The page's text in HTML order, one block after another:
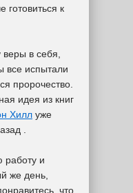
готовиться к
в себя,
все испытали
пророчество.
идея из книг
Хилл уже
.
работу и
же день,
что